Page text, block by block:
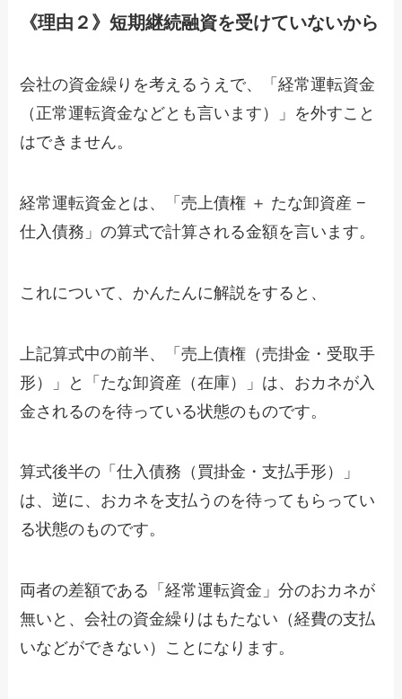
《理由２》短期継続融資を受けていないから
会社の資金繰りを考えるうえで、「経常運転資金
（正常運転資金などとも言います）」を外すこと
はできません。
経常運転資金とは、「売上債権 ＋ たな卸資産 −
仕入債務」の算式で計算される金額を言います。
これについて、かんたんに解説をすると、
上記算式中の前半、「売上債権（売掛金・受取手
形）」と「たな卸資産（在庫）」は、おカネが入
金されるのを待っている状態のものです。
算式後半の「仕入債務（買掛金・支払手形）」
は、逆に、おカネを支払うのを待ってもらってい
る状態のものです。
両者の差額である「経常運転資金」分のおカネが
無いと、会社の資金繰りはもたない（経費の支払
いなどができない）ことになります。